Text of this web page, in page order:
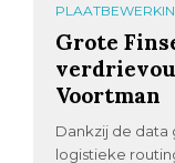
Grote
Voortman
Dankzij de
logistieke